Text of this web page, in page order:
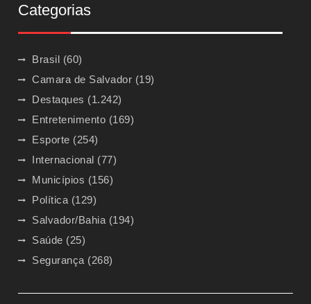
Categorias
Brasil (60)
Camara de Salvador (19)
Destaques (1.242)
Entretenimento (169)
Esporte (254)
Internacional (77)
Municípios (156)
Política (129)
Salvador/Bahia (194)
Saúde (25)
Segurança (268)